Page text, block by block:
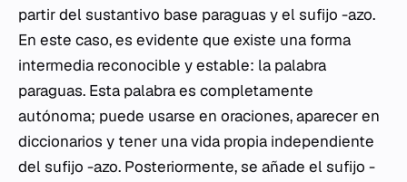
partir del sustantivo base paraguas y el sufijo -azo.
En este caso, es evidente que existe una forma
intermedia reconocible y estable: la palabra
paraguas. Esta palabra es completamente
autónoma; puede usarse en oraciones, aparecer en
diccionarios y tener una vida propia independiente
del sufijo -azo. Posteriormente, se añade el sufijo -